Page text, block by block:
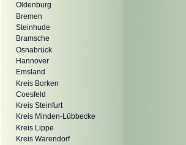
Oldenburg
Bremen
Steinhude
Bramsche
Osnabrück
Hannover
Emsland
Kreis Borken
Coesfeld
Kreis Steinfurt
Kreis Minden-Lübbecke
Kreis Lippe
Kreis Warendorf